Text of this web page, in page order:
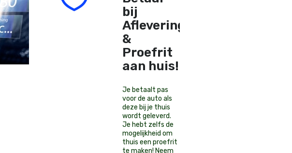
bij
Aflevering
&
Proefrit
aan huis!
Je betaalt pas
voor de auto als
deze bij je thuis
wordt geleverd.
Je hebt zelfs de
mogelijkheid om
thuis een proefrit
te maken! Neem